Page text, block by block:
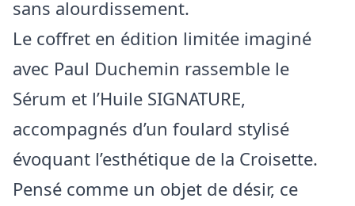
sans alourdissement.
Le coffret en édition limitée imaginé
avec Paul Duchemin rassemble le
Sérum et l’Huile SIGNATURE,
accompagnés d’un foulard stylisé
évoquant l’esthétique de la Croisette.
Pensé comme un objet de désir, ce